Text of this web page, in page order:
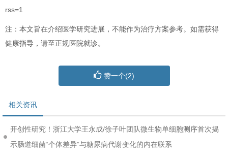
rss=1
注：本文旨在介绍医学研究进展，不能作为治疗方案参考。如需获得
健康指导，请至正规医院就诊。
赞一个(2)
相关资讯
开创性研究！浙江大学王永成/徐子叶团队微生物单细胞测序首次揭
示肠道细菌“个体差异”与糖尿病代谢变化的内在联系